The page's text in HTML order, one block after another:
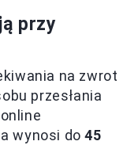
przy
na zwrot
przesłania
wynosi do45